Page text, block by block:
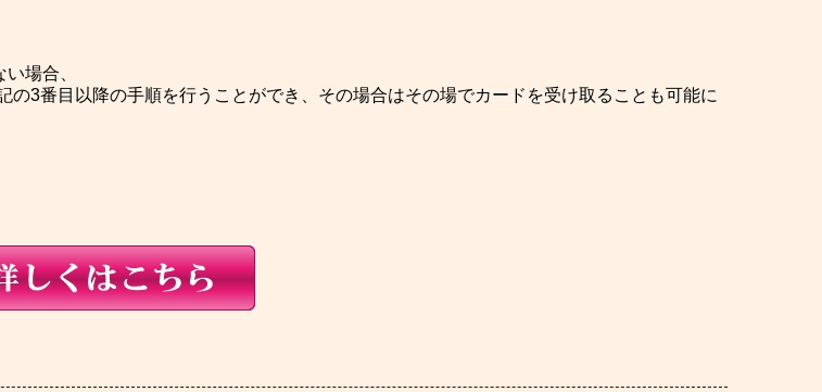
場合、
の3番目以降の手順を行うことができ、その場合はその場でカードを受け取ることも可能に